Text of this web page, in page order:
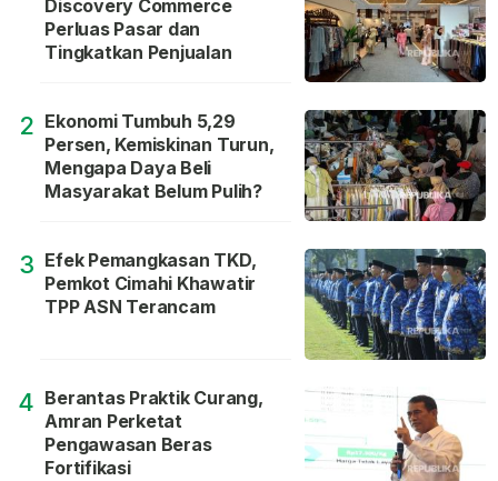
Discovery Commerce
Perluas Pasar dan
Tingkatkan Penjualan
2 Ekonomi Tumbuh 5,29
Persen, Kemiskinan Turun,
Mengapa Daya Beli
Masyarakat Belum Pulih?
3 Efek Pemangkasan TKD,
Pemkot Cimahi Khawatir
TPP ASN Terancam
4 Berantas Praktik Curang,
Amran Perketat
Pengawasan Beras
Fortifikasi